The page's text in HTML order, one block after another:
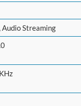
Audio Streaming